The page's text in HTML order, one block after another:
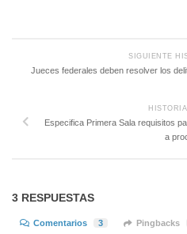
SIGUIENTE
Jueces federales deben resolver los
Especifica Primera Sala requisitos
a
3 RESPUESTAS
Comentarios 3 Pingbacks